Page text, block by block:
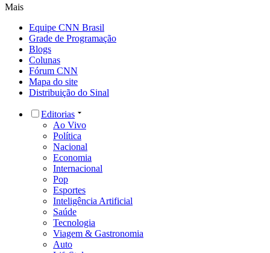
Mais
Equipe CNN Brasil
Grade de Programação
Blogs
Colunas
Fórum CNN
Mapa do site
Distribuição do Sinal
Editorias
Ao Vivo
Política
Nacional
Economia
Internacional
Pop
Esportes
Inteligência Artificial
Saúde
Tecnologia
Viagem & Gastronomia
Auto